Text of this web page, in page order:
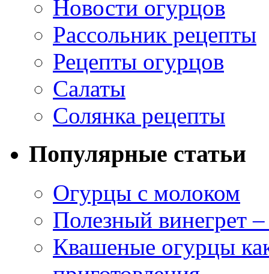
Новости огурцов
Рассольник рецепты
Рецепты огурцов
Салаты
Солянка рецепты
Популярные статьи
Огурцы с молоком
Полезный винегрет
Квашеные огурцы